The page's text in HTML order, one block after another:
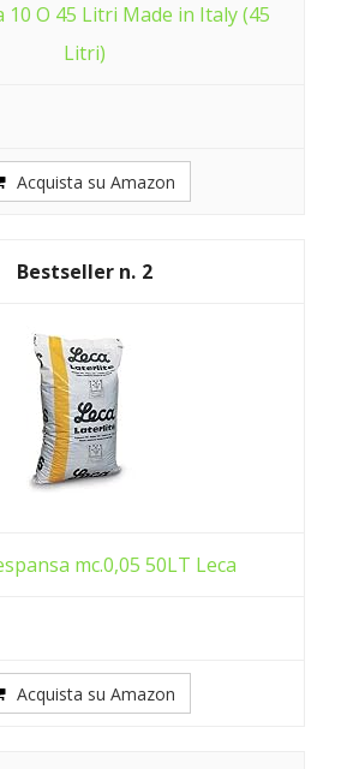
10 O 45 Litri Made in Italy (45
Litri)
Acquista su Amazon
2
mc.0,05 50LT Leca
Acquista su Amazon